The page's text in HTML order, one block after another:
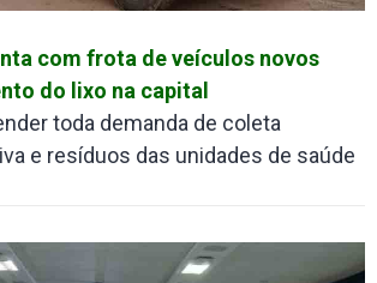
com frota de veículos novos
do lixo na capital
toda demanda de coleta
e resíduos das unidades de saúde